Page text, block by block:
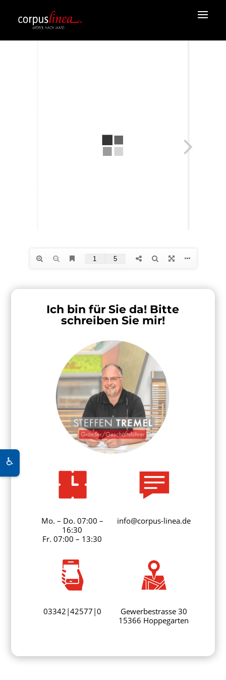
Ich bin für Sie da! Bitte
schreiben Sie mir!
Mo. – Do. 07:00 –
16:30
Fr. 07:00 – 13:30
info@corpus-linea.de
03342|42577|0
Gewerbestrasse 30
15366 Hoppegarten
♿